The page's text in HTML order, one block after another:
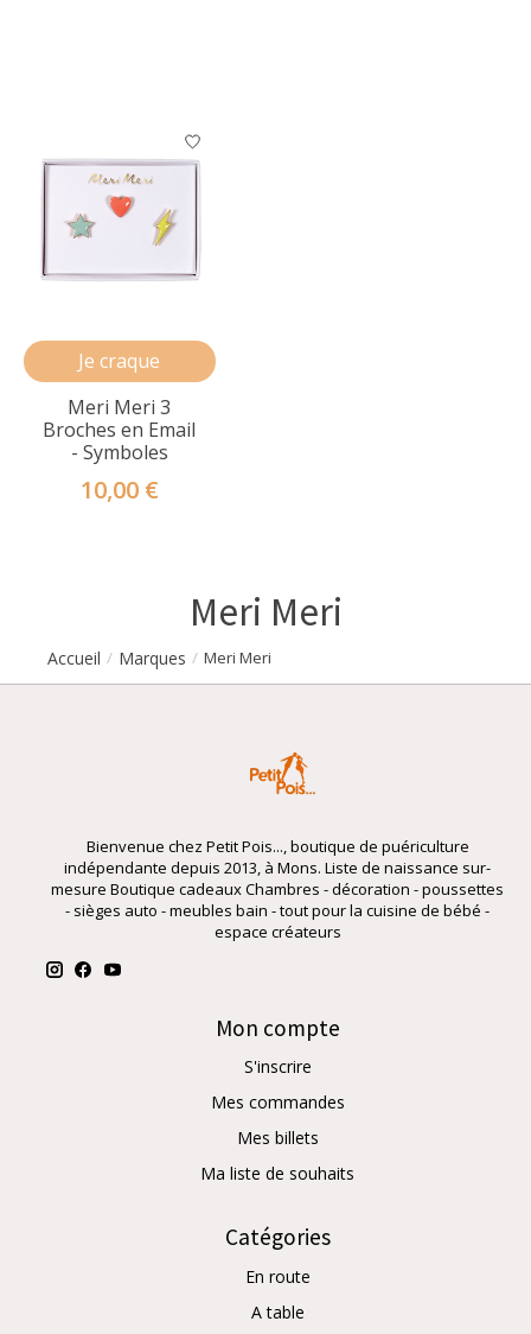
Je craque
Meri Meri 3
Broches en Email
- Symboles
10,00 €
Meri Meri
Accueil / Marques / Meri Meri
Bienvenue chez Petit Pois..., boutique de puériculture
indépendante depuis 2013, à Mons. Liste de naissance sur-
mesure Boutique cadeaux Chambres - décoration - poussettes
- sièges auto - meubles bain - tout pour la cuisine de bébé -
espace créateurs
Mon compte
S'inscrire
Mes commandes
Mes billets
Ma liste de souhaits
Catégories
En route
A table